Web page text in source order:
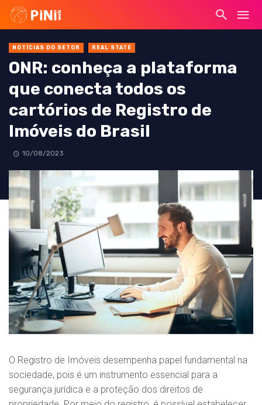
NOTÍCIAS DO SETOR REAL STATE
ONR: conheça a plataforma
que conecta todos os
cartórios de Registro de
Imóveis do Brasil
10/08/2023
O Registro de Imóveis desempenha papel fundamental na
sociedade, pois é um instrumento essencial para a
segurança jurídica e a proteção dos direitos de